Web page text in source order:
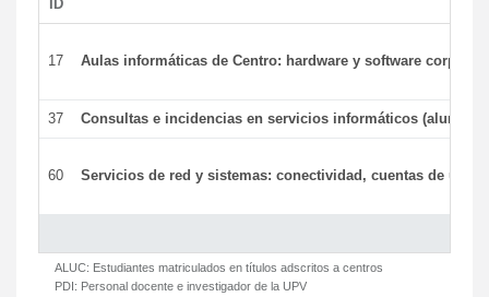
ID
17 Aulas informáticas de Centro: hardware y software
37 Consultas e incidencias en servicios informáticos (alumnos)
60 Servicios de red y sistemas: conectividad, cuentas de
ALUC: Estudiantes matriculados en títulos adscritos a centros
PDI: Personal docente e investigador de la UPV